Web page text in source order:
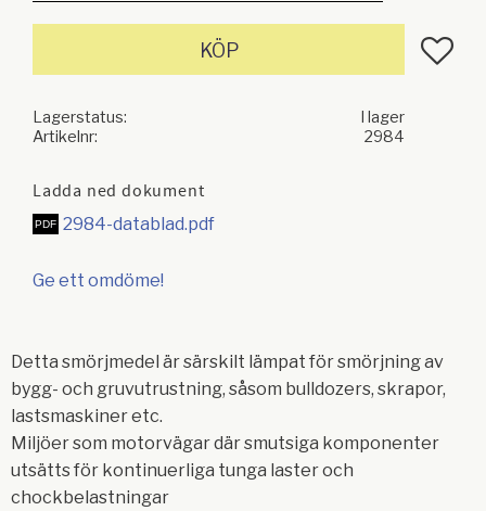
KÖP Lägg
Lagerstatus
I lager
Artikelnr
2984
Ladda ned dokument
2984-datablad.pdf
Ge ett omdöme!
Detta smörjmedel är särskilt lämpat för smörjning av
bygg- och gruvutrustning, såsom bulldozers, skrapor,
lastsmaskiner etc.
Miljöer som motorvägar där smutsiga komponenter
utsätts för kontinuerliga tunga laster och
chockbelastningar